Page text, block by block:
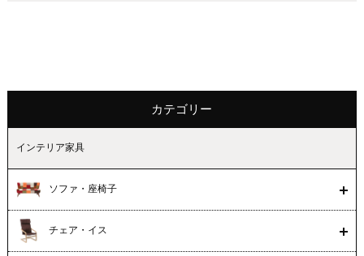
カテゴリー
インテリア家具
ソファ・座椅子
チェア・イス